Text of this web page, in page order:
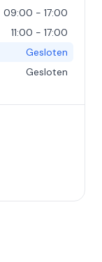
09:00 - 17:00
11:00 - 17:00
Gesloten
Gesloten